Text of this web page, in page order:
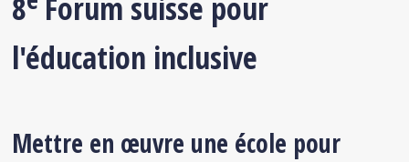
8 Forum suisse pour
l'éducation inclusive
Mettre en œuvre une école pour